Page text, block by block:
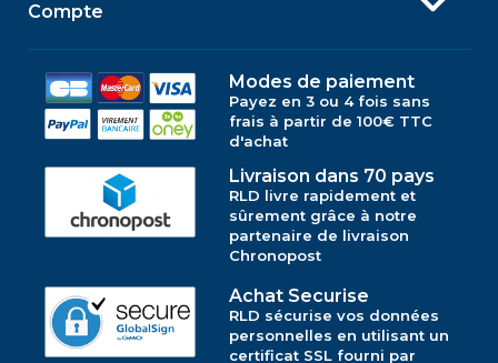
Compte
Modes de paiement
Payez en 3 ou 4 fois sans
frais à partir de 100€ TTC
d'achat
Livraison dans 70 pays
RLD livre rapidement et
sûrement grâce à notre
partenaire de livraison
Chronopost
Achat Securise
RLD sécurise vos données
personnelles en utilisant un
certificat SSL fourni par